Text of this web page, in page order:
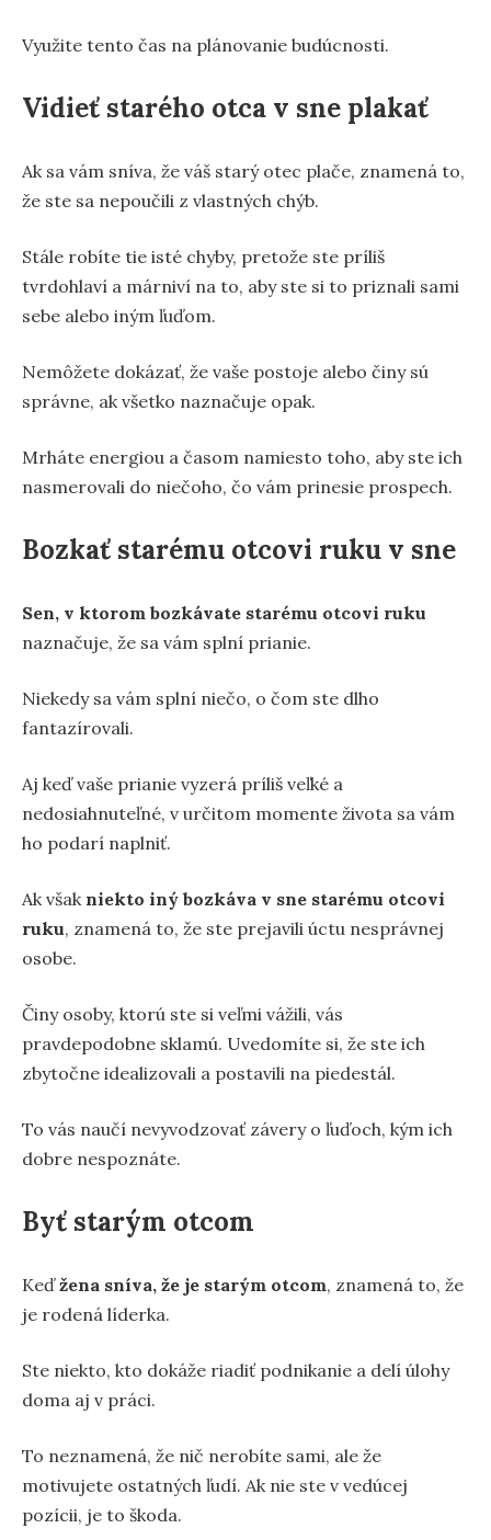
Využite tento čas na plánovanie budúcnosti.
Vidieť starého otca v sne plakať
Ak sa vám sníva, že váš starý otec plače, znamená to,
že ste sa nepoučili z vlastných chýb.
Stále robíte tie isté chyby, pretože ste príliš
tvrdohlaví a márniví na to, aby ste si to priznali sami
sebe alebo iným ľuďom.
Nemôžete dokázať, že vaše postoje alebo činy sú
správne, ak všetko naznačuje opak.
Mrháte energiou a časom namiesto toho, aby ste ich
nasmerovali do niečoho, čo vám prinesie prospech.
Bozkať starému otcovi ruku v sne
Sen, v ktorom bozkávate starému otcovi ruku
naznačuje, že sa vám splní prianie.
Niekedy sa vám splní niečo, o čom ste dlho
fantazírovali.
Aj keď vaše prianie vyzerá príliš veľké a
nedosiahnuteľné, v určitom momente života sa vám
ho podarí naplniť.
Ak však niekto iný bozkáva v sne starému otcovi
ruku, znamená to, že ste prejavili úctu nesprávnej
osobe.
Činy osoby, ktorú ste si veľmi vážili, vás
pravdepodobne sklamú. Uvedomíte si, že ste ich
zbytočne idealizovali a postavili na piedestál.
To vás naučí nevyvodzovať závery o ľuďoch, kým ich
dobre nespoznáte.
Byť starým otcom
Keďžena sníva, že je starým otcom, znamená to, že
je rodená líderka.
Ste niekto, kto dokáže riadiť podnikanie a delí úlohy
doma aj v práci.
To neznamená, že nič nerobíte sami, ale že
motivujete ostatných ľudí. Ak nie ste v vedúcej
pozícii, je to škoda.